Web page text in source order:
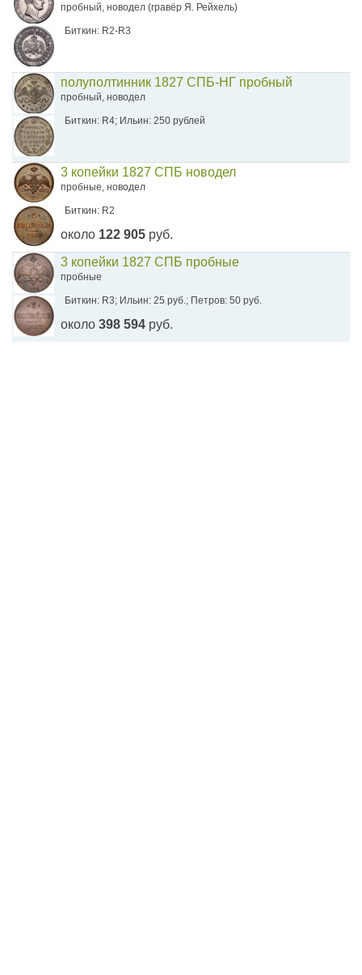
пробный, новодел (гравёр Я. Рейхель)
Биткин: R2-R3
полуполтинник 1827 СПБ-НГ пробный
пробный, новодел
Биткин: R4; Ильин: 250 рублей
3 копейки 1827 СПБ новодел
пробные, новодел
Биткин: R2
около 122 905 руб.
3 копейки 1827 СПБ пробные
пробные
Биткин: R3; Ильин: 25 руб.; Петров: 50 руб.
около 398 594 руб.